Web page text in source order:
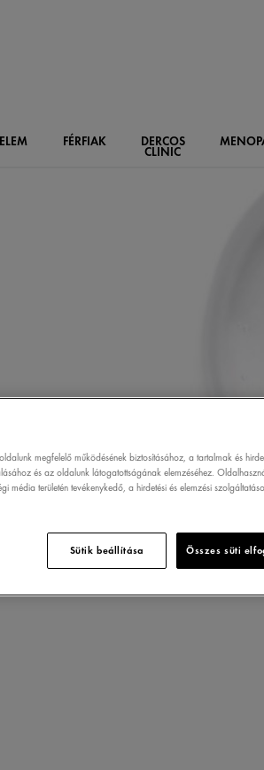
FÉRFIAK DERCOS
CLINIC
a
izzadásgátló
hogy Ön minden
megfelelő működésének biztosításához, a tartalmak és
és az oldalunk látogatottságának elemzéséhez.
média területén tevékenykedő, a hirdetési és elemzési
Sütik beállítása Összes süti